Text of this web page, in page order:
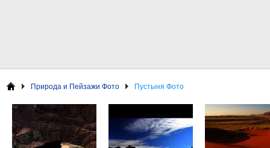
Природа и Пейзажи Фото Пустыня Фото